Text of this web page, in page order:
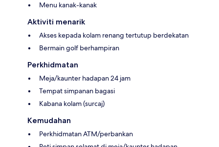
Menu kanak-kanak
Aktiviti menarik
Akses kepada kolam renang tertutup berdekatan
Bermain golf berhampiran
Perkhidmatan
Meja/kaunter hadapan 24 jam
Tempat simpanan bagasi
Kabana kolam (surcaj)
Kemudahan
Perkhidmatan ATM/perbankan